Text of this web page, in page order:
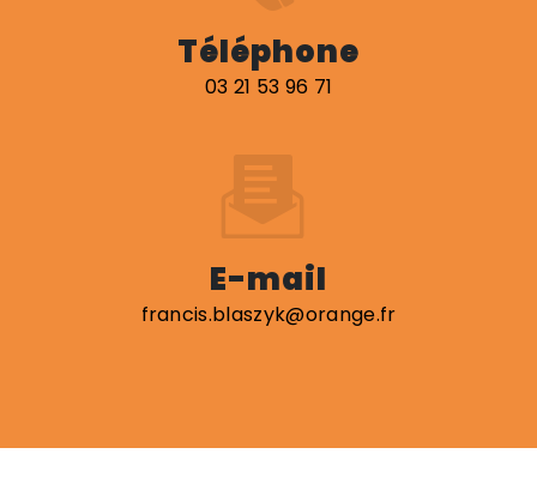
Téléphone
03 21 53 96 71
E-mail
francis.blaszyk@orange.fr